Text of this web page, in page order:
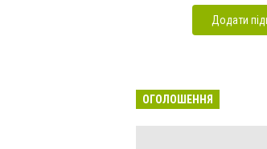
Додати
ОГОЛОШЕННЯ